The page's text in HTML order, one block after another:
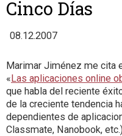
Cinco Días
08.12.2007
Marimar Jiménez me cita
«Las aplicaciones online
que habla del reciente
de la creciente tendencia
dependientes de
Classmate, Nanobook,